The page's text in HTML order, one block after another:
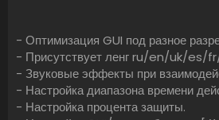
- Оптимизация GUI под разное
- Присутствует ленг ru/en/uk/
- Звуковые эффекты при
- Настройка диапазона времени
- Настройка процента защиты.